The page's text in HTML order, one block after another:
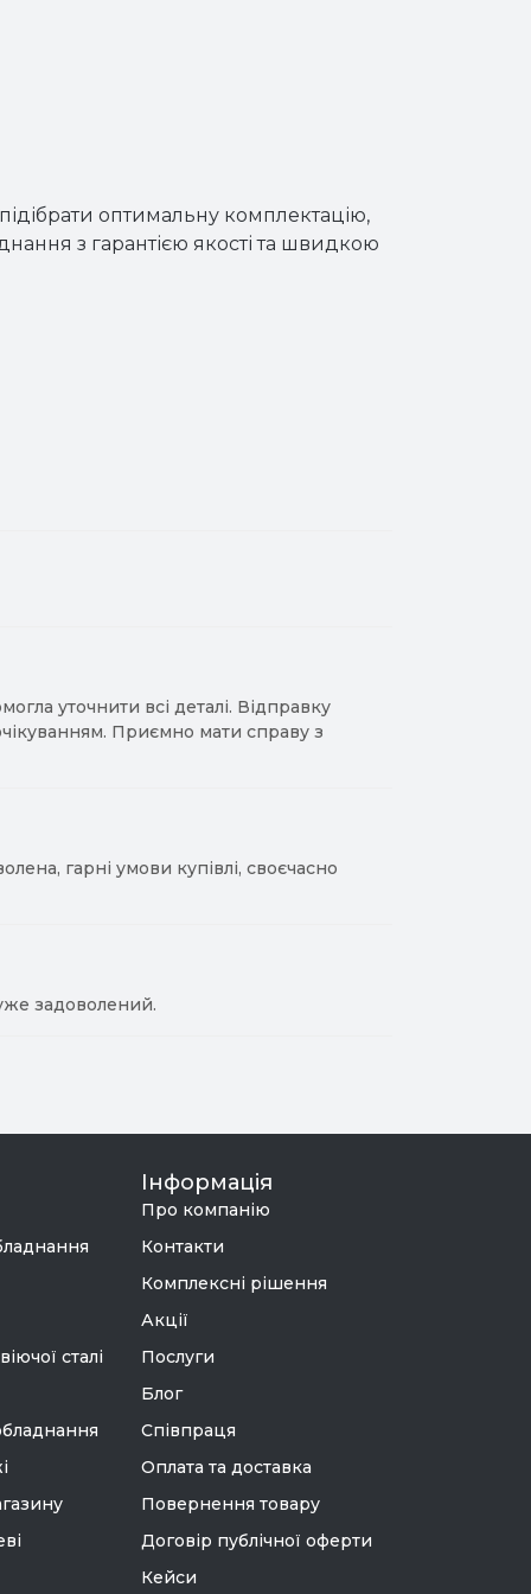
оптимальну комплектацію,
з гарантією якості та швидкою
уточнити всі деталі. Відправку
Приємно мати справу з
гарні умови купівлі, своєчасно
задоволений.
сталі
Інформація
Про компанію
Контакти
Комплексні рішення
Акції
Послуги
Блог
Співпраця
Оплата та доставка
Повернення товару
Договір публічної оферти
Кейси